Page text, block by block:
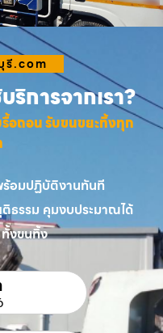
รี.com
ริการจากเรา?
รื้อถอน รับขนขยะทิ้งทุก
ร้อมปฏิบัติงานทันที
ติธรรม คุมงบประมาณได้
งขนทิ้ง